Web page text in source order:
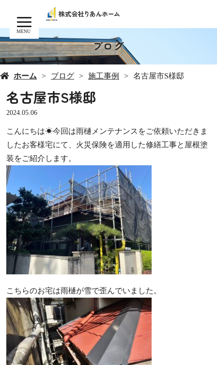
MENU
ブログ
ホーム ブログ 施工事例 名古屋市S様邸
名古屋市S様邸
2024.05.06
こんにちは☀今回は雨樋メンテナンスをご依頼いただきま
したお客様宅にて、火災保険を適用した修繕工事と屋根塗
装をご紹介します。
こちらのお宅は雨樋が雪で歪んでいました。